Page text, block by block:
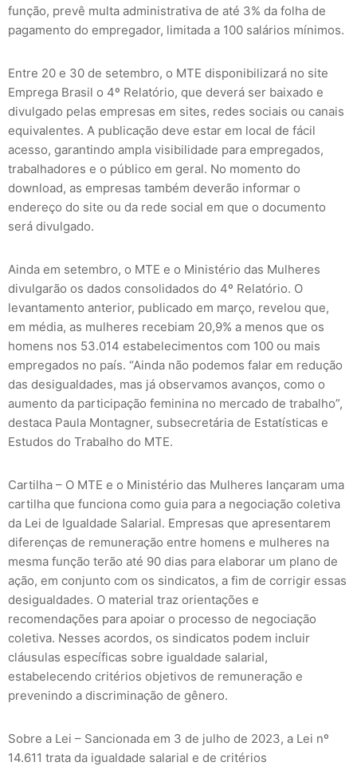
função, prevê multa administrativa de até 3% da folha de
pagamento do empregador, limitada a 100 salários mínimos.
Entre 20 e 30 de setembro, o MTE disponibilizará no site
Emprega Brasil o 4º Relatório, que deverá ser baixado e
divulgado pelas empresas em sites, redes sociais ou canais
equivalentes. A publicação deve estar em local de fácil
acesso, garantindo ampla visibilidade para empregados,
trabalhadores e o público em geral. No momento do
download, as empresas também deverão informar o
endereço do site ou da rede social em que o documento
será divulgado.
Ainda em setembro, o MTE e o Ministério das Mulheres
divulgarão os dados consolidados do 4º Relatório. O
levantamento anterior, publicado em março, revelou que,
em média, as mulheres recebiam 20,9% a menos que os
homens nos 53.014 estabelecimentos com 100 ou mais
empregados no país. “Ainda não podemos falar em redução
das desigualdades, mas já observamos avanços, como o
aumento da participação feminina no mercado de trabalho”,
destaca Paula Montagner, subsecretária de Estatísticas e
Estudos do Trabalho do MTE.
Cartilha – O MTE e o Ministério das Mulheres lançaram uma
cartilha que funciona como guia para a negociação coletiva
da Lei de Igualdade Salarial. Empresas que apresentarem
diferenças de remuneração entre homens e mulheres na
mesma função terão até 90 dias para elaborar um plano de
ação, em conjunto com os sindicatos, a fim de corrigir essas
desigualdades. O material traz orientações e
recomendações para apoiar o processo de negociação
coletiva. Nesses acordos, os sindicatos podem incluir
cláusulas específicas sobre igualdade salarial,
estabelecendo critérios objetivos de remuneração e
prevenindo a discriminação de gênero.
Sobre a Lei – Sancionada em 3 de julho de 2023, a Lei nº
14.611 trata da igualdade salarial e de critérios